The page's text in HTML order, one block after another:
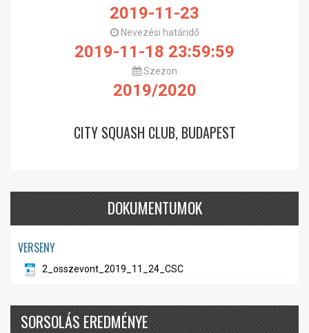
2019-11-23
Nevezési határidő
2019-11-18 23:59:59
Szezon
2019/2020
CITY SQUASH CLUB, BUDAPEST
DOKUMENTUMOK
VERSENY
2_osszevont_2019_11_24_CSC
SORSOLÁS EREDMÉNYE